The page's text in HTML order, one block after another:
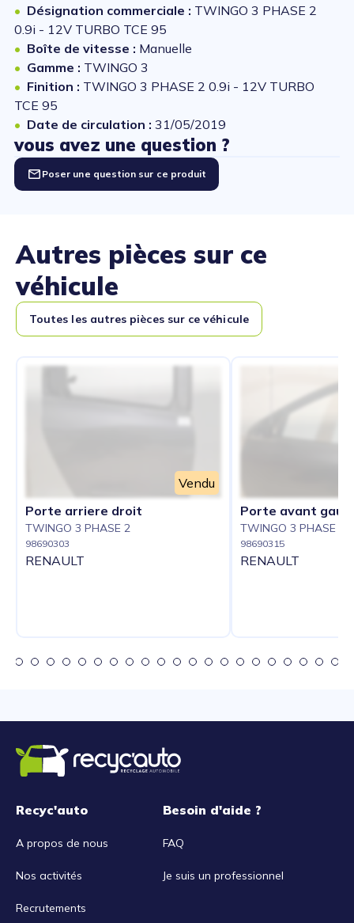
Désignation commerciale : TWINGO 3 PHASE 2
0.9i - 12V TURBO TCE 95
Boîte de vitesse : Manuelle
Gamme : TWINGO 3
Finition : TWINGO 3 PHASE 2 0.9i - 12V TURBO
TCE 95
Date de circulation : 31/05/2019
vous avez une question ?
Poser une question sur ce produit
Autres pièces sur ce
véhicule
Toutes les autres pièces sur ce véhicule
Vendu
Porte arriere droit
TWINGO 3 PHASE 2
98690303
RENAULT
Porte avant
TWINGO 3 PHASE 2
98690315
RENAULT
Recyc'auto
A propos de nous
Nos activités
Recrutements
Besoin d'aide ?
FAQ
Je suis un professionnel